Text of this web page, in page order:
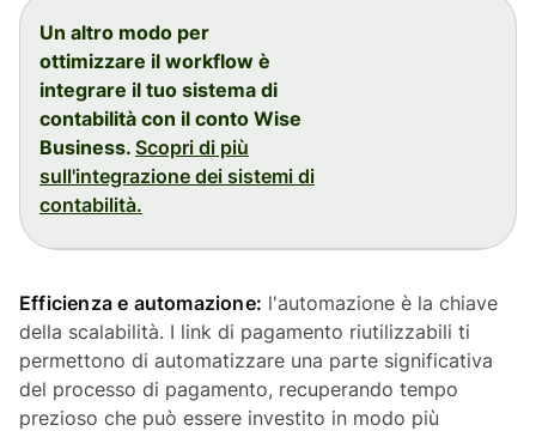
Un altro modo per
ottimizzare il workflow è
integrare il tuo sistema di
contabilità con il conto Wise
Business. Scopri di più
sull'integrazione dei sistemi di
contabilità.
Efficienza e automazione: l'automazione è la chiave
della scalabilità. I link di pagamento riutilizzabili ti
permettono di automatizzare una parte significativa
del processo di pagamento, recuperando tempo
prezioso che può essere investito in modo più